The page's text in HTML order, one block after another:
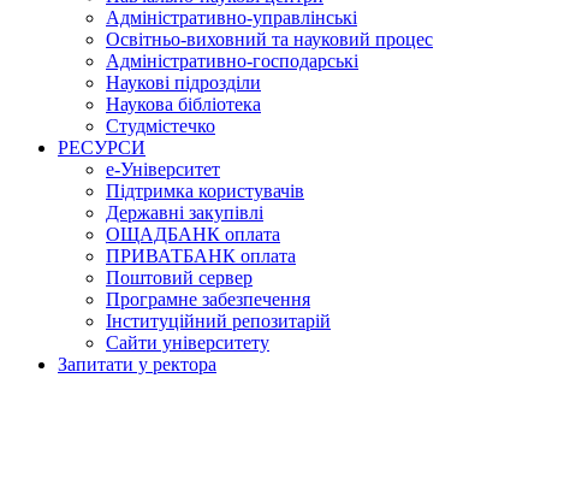
Адміністративно-управлінські
Освітньо-виховний та науковий процес
Адміністративно-господарські
Наукові підрозділи
Наукова бібліотека
Студмістечко
РЕСУРСИ
е-Університет
Підтримка користувачів
Державні закупівлі
ОЩАДБАНК оплата
ПРИВАТБАНК оплата
Поштовий сервер
Програмне забезпечення
Інституційний репозитарій
Сайти університету
Запитати у ректора